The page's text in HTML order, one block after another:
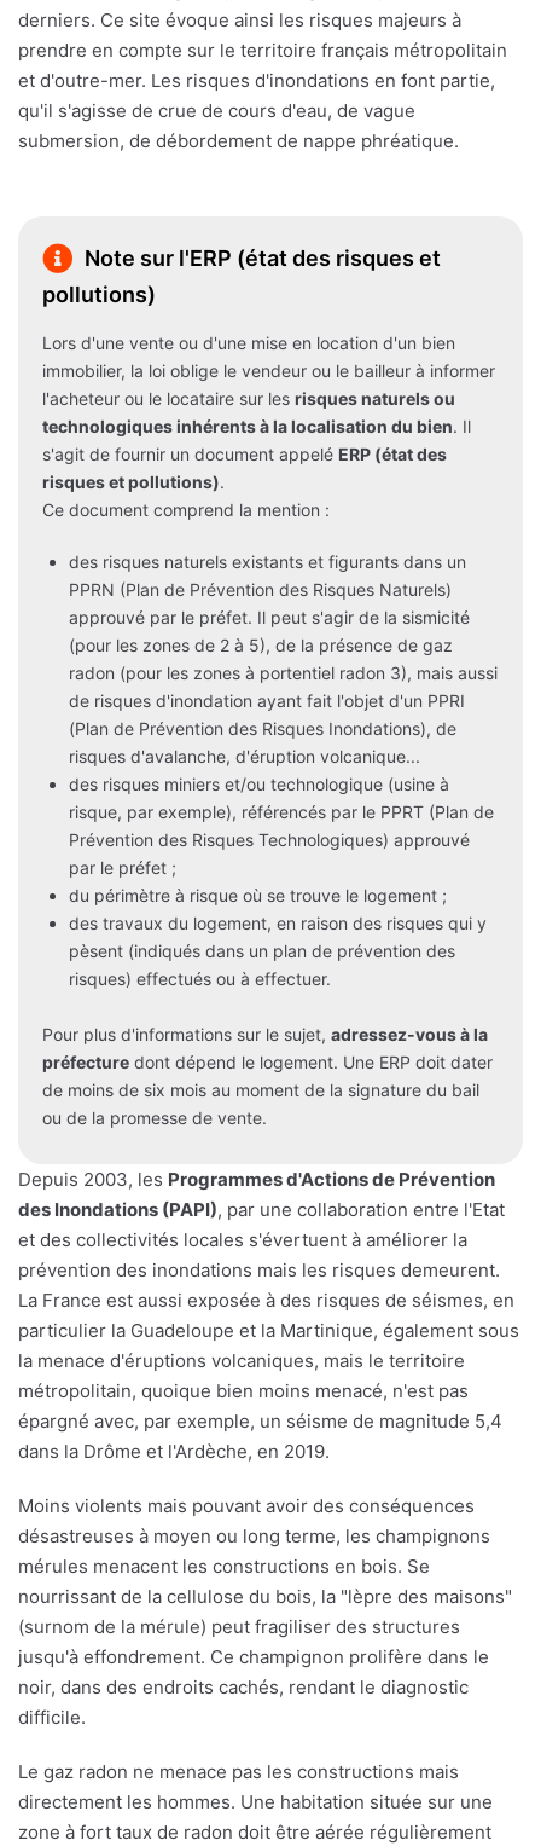
derniers. Ce site évoque ainsi les risques majeurs à
prendre en compte sur le territoire français métropolitain
et d'outre-mer. Les risques d'inondations en font partie,
qu'il s'agisse de crue de cours d'eau, de vague
submersion, de débordement de nappe phréatique.
Note sur l'ERP (état des risques et
pollutions)
Lors d'une vente ou d'une mise en location d'un bien
immobilier, la loi oblige le vendeur ou le bailleur à informer
l'acheteur ou le locataire sur les risques naturels ou
technologiques inhérents à la localisation du bien. Il
s'agit de fournir un document appelé ERP (état des
risques et pollutions).
Ce document comprend la mention :
des risques naturels existants et figurants dans un
PPRN (Plan de Prévention des Risques Naturels)
approuvé par le préfet. Il peut s'agir de la sismicité
(pour les zones de 2 à 5), de la présence de gaz
radon (pour les zones à portentiel radon 3), mais aussi
de risques d'inondation ayant fait l'objet d'un PPRI
(Plan de Prévention des Risques Inondations), de
risques d'avalanche, d'éruption volcanique...
des risques miniers et/ou technologique (usine à
risque, par exemple), référencés par le PPRT (Plan de
Prévention des Risques Technologiques) approuvé
par le préfet ;
du périmètre à risque où se trouve le logement ;
des travaux du logement, en raison des risques qui y
pèsent (indiqués dans un plan de prévention des
risques) effectués ou à effectuer.
Pour plus d'informations sur le sujet, adressez-vous à la
préfecture dont dépend le logement. Une ERP doit dater
de moins de six mois au moment de la signature du bail
ou de la promesse de vente.
Depuis 2003, les Programmes d'Actions de Prévention
des Inondations (PAPI), par une collaboration entre l'Etat
et des collectivités locales s'évertuent à améliorer la
prévention des inondations mais les risques demeurent.
La France est aussi exposée à des risques de séismes, en
particulier la Guadeloupe et la Martinique, également sous
la menace d'éruptions volcaniques, mais le territoire
métropolitain, quoique bien moins menacé, n'est pas
épargné avec, par exemple, un séisme de magnitude 5,4
dans la Drôme et l'Ardèche, en 2019.
Moins violents mais pouvant avoir des conséquences
désastreuses à moyen ou long terme, les champignons
mérules menacent les constructions en bois. Se
nourrissant de la cellulose du bois, la "lèpre des maisons"
(surnom de la mérule) peut fragiliser des structures
jusqu'à effondrement. Ce champignon prolifère dans le
noir, dans des endroits cachés, rendant le diagnostic
difficile.
Le gaz radon ne menace pas les constructions mais
directement les hommes. Une habitation située sur une
zone à fort taux de radon doit être aérée régulièrement